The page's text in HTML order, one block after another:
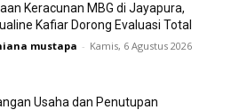
Keracunan MBG di Jayapura,
Kafiar Dorong Evaluasi Total
mustapa - Kamis, 6 Agustus 2026
Usaha dan Penutupan